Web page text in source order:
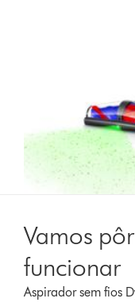
Vamos
funcionar
Aspirador sem fios